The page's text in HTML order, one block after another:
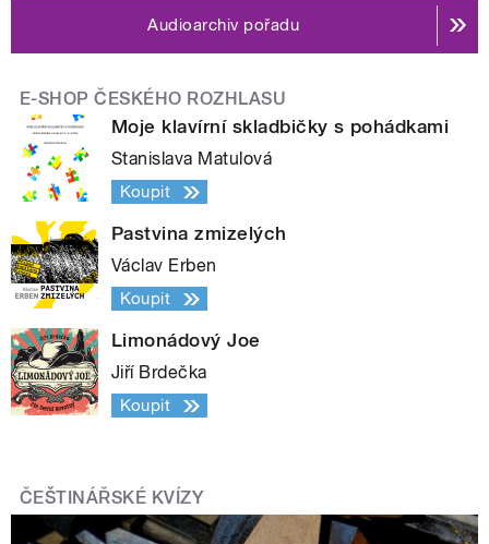
Audioarchiv pořadu
E-SHOP ČESKÉHO ROZHLASU
Moje klavírní skladbičky s pohádkami
Stanislava Matulová
Koupit
Pastvina zmizelých
Václav Erben
Koupit
Limonádový Joe
Jiří Brdečka
Koupit
ČEŠTINÁŘSKÉ KVÍZY